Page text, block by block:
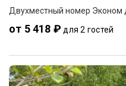
Двухместный номер Эконом
от 5 418 ₽ для 2 гостей